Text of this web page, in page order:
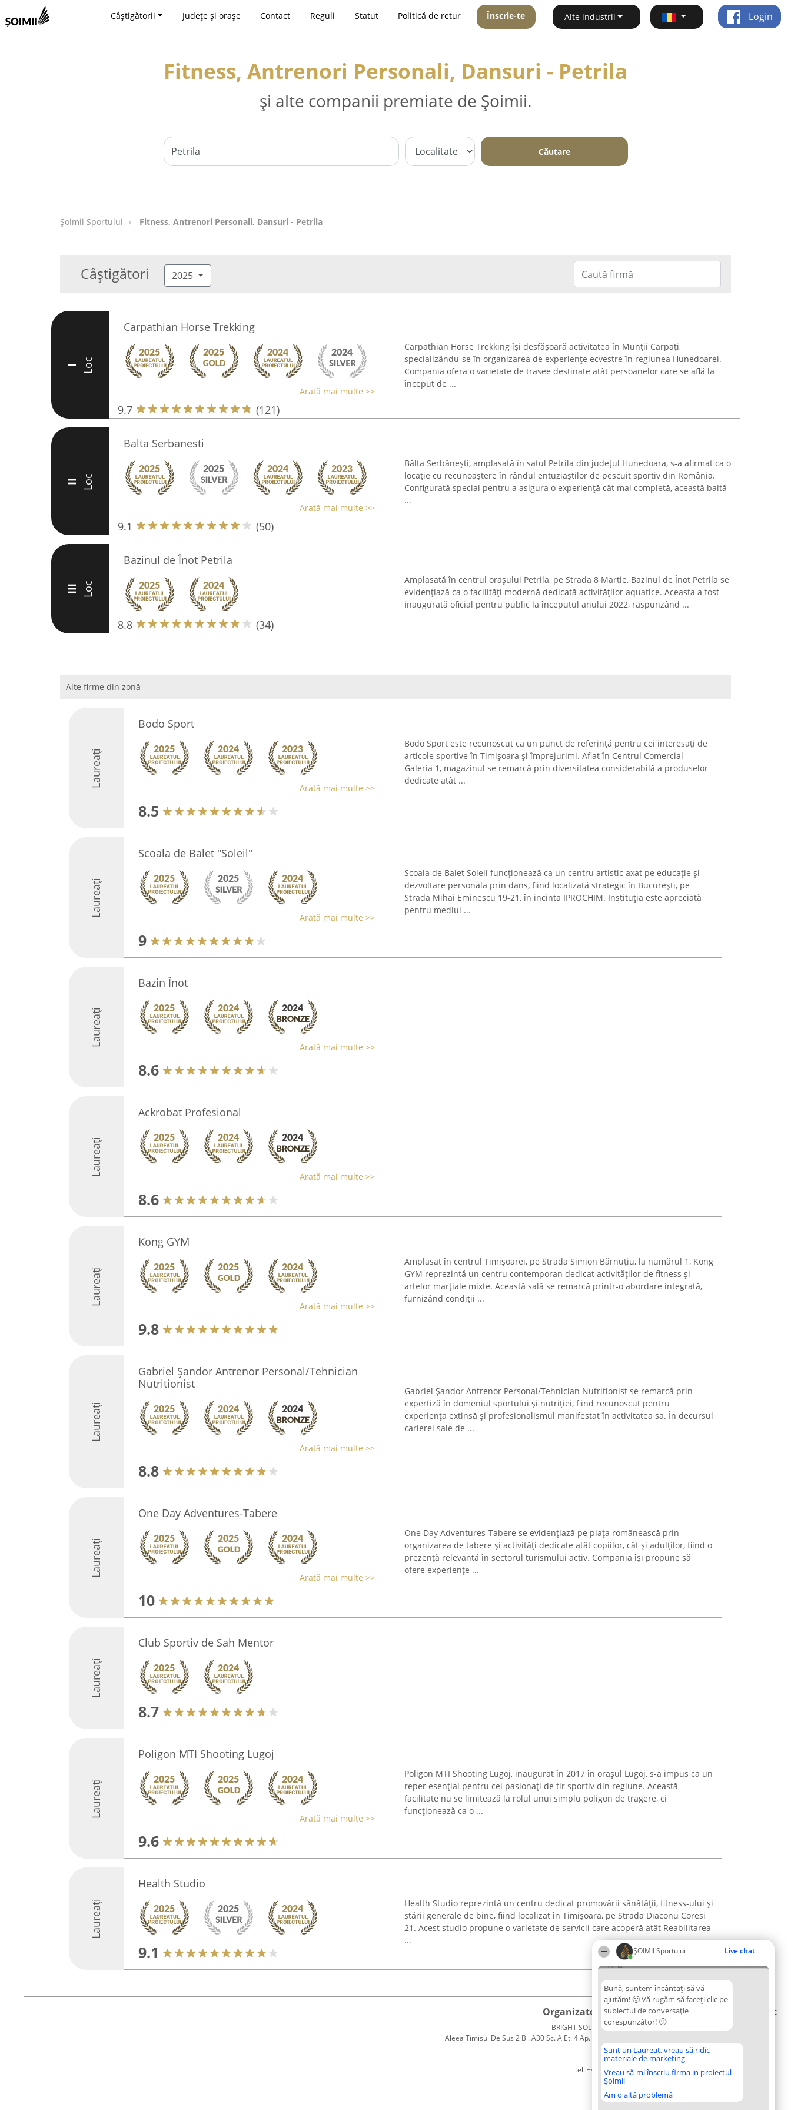
ȘOIMII Sportului Live chat
11:34
Bună, suntem încântați să vă
ajutăm! 🙂 Vă rugăm să faceți clic pe
subiectul de conversație
corespunzător! 🙂
Sunt un Laureat, vreau să ridic
materiale de marketing
Vreau să-mi înscriu firma in proiectul
Șoimii
Am o altă problemă
Câștigătorii Județe și orașe Contact Reguli Statut Politică de retur Înscrie-te Alte industrii Login
Fitness, Antrenori Personali, Dansuri - Petrila
și alte companii premiate de Șoimii.
Căutare
Șoimii Sportului Fitness, Antrenori Personali, Dansuri - Petrila
Câștigători 2025
I Loc
Carpathian Horse Trekking
Arată mai multe >>
9.7 (121)
Carpathian Horse Trekking își desfășoară activitatea în Munții Carpați,
specializându-se în organizarea de experiențe ecvestre în regiunea Hunedoarei.
Compania oferă o varietate de trasee destinate atât persoanelor care se află la
început de ...
II Loc
Balta Serbanesti
Arată mai multe >>
9.1 (50)
Bălta Serbănești, amplasată în satul Petrila din județul Hunedoara, s-a afirmat ca o
locație cu recunoaștere în rândul entuziaștilor de pescuit sportiv din România.
Configurată special pentru a asigura o experiență cât mai completă, această baltă
...
III Loc
Bazinul de Înot Petrila
8.8 (34)
Amplasată în centrul orașului Petrila, pe Strada 8 Martie, Bazinul de Înot Petrila se
evidențiază ca o facilități modernă dedicată activităților aquatice. Aceasta a fost
inaugurată oficial pentru public la începutul anului 2022, răspunzând ...
Alte firme din zonă
Laureați
Bodo Sport
Arată mai multe >>
8.5
Bodo Sport este recunoscut ca un punct de referință pentru cei interesați de
articole sportive în Timișoara și împrejurimi. Aflat în Centrul Comercial
Galeria 1, magazinul se remarcă prin diversitatea considerabilă a produselor
dedicate atât ...
Laureați
Scoala de Balet "Soleil"
Arată mai multe >>
9
Scoala de Balet Soleil funcționează ca un centru artistic axat pe educație și
dezvoltare personală prin dans, fiind localizată strategic în București, pe
Strada Mihai Eminescu 19-21, în incinta IPROCHIM. Instituția este apreciată
pentru mediul ...
Laureați
Bazin Înot
Arată mai multe >>
8.6
Laureați
Ackrobat Profesional
Arată mai multe >>
8.6
Laureați
Kong GYM
Arată mai multe >>
9.8
Amplasat în centrul Timișoarei, pe Strada Simion Bărnuțiu, la numărul 1, Kong
GYM reprezintă un centru contemporan dedicat activităților de fitness și
artelor marțiale mixte. Această sală se remarcă printr-o abordare integrată,
furnizând condiții ...
Laureați
Gabriel Șandor Antrenor Personal/Tehnician
Nutritionist
Arată mai multe >>
8.8
Gabriel Șandor Antrenor Personal/Tehnician Nutritionist se remarcă prin
expertiză în domeniul sportului și nutriției, fiind recunoscut pentru
experiența extinsă și profesionalismul manifestat în activitatea sa. În decursul
carierei sale de ...
Laureați
One Day Adventures-Tabere
Arată mai multe >>
10
One Day Adventures-Tabere se evidențiază pe piața românească prin
organizarea de tabere și activități dedicate atât copiilor, cât și adulților, fiind o
prezență relevantă în sectorul turismului activ. Compania își propune să
ofere experiențe ...
Laureați
Club Sportiv de Sah Mentor
8.7
Laureați
Poligon MTI Shooting Lugoj
Arată mai multe >>
9.6
Poligon MTI Shooting Lugoj, inaugurat în 2017 în orașul Lugoj, s-a impus ca un
reper esențial pentru cei pasionați de tir sportiv din regiune. Această
facilitate nu se limitează la rolul unui simplu poligon de tragere, ci
funcționează ca o ...
Laureați
Health Studio
9.1
Health Studio reprezintă un centru dedicat promovării sănătății, fitness-ului și
stării generale de bine, fiind localizat în Timișoara, pe Strada Diaconu Coresi
21. Acest studio propune o varietate de servicii care acoperă atât Reabilitarea
...
Organizator Ranking
BRIGHT SOLUTIONS BR SRL
Aleea Timisul De Sus 2 Bl. A30 Sc. A Et. 4 Ap. 13 Cod 061952
București
CUI 36737675
tel: +40 770 990 492
Plebiscyt
Tuturor
Laureaților
Reguli
confidențialitate
Contact